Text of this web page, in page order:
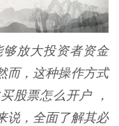
放大投资者资金
而，这种操作方式
股票怎么开户 ，
说，全面了解其必